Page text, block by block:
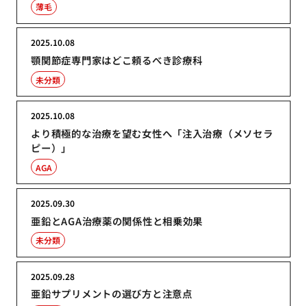
薄毛
顎関節症専門家はどこ頼るべき診療科
2025.10.08
未分類
より積極的な治療を望む女性へ「注入治療（メソセラ
ピー）」
2025.10.08
AGA
亜鉛とAGA治療薬の関係性と相乗効果
2025.09.30
未分類
亜鉛サプリメントの選び方と注意点
2025.09.28